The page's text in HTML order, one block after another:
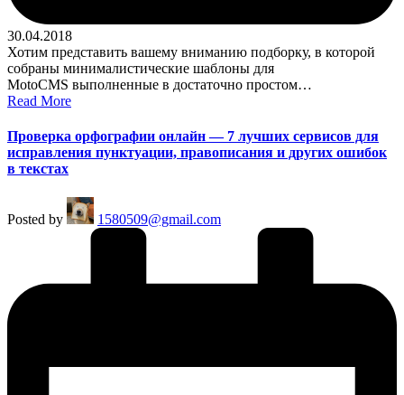
30.04.2018
Хотим представить вашему вниманию подборку, в которой
собраны минималистические шаблоны для
MotoCMS выполненные в достаточно простом…
Read More
Проверка орфографии онлайн — 7 лучших сервисов для
исправления пунктуации, правописания и других ошибок
в текстах
Posted by 1580509@gmail.com